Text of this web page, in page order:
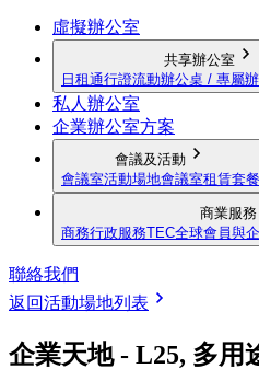
虛擬辦公室
共享辦公室
日租通行證流動辦公桌 / 專屬
私人辦公室
企業辦公室方案
會議及活動
會議室活動場地會議室租賃套餐
商業服務
商務行政服務TEC全球會員與
聯絡我們
返回活動場地列表
企業天地 - L25, 多用